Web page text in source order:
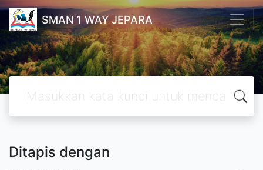
SMAN 1 WAY JEPARA
Ditapis dengan